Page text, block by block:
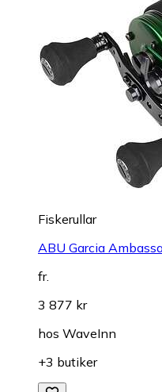
Fiskerullar
ABU Garcia
fr.
3 877 kr
hos WaveInn
+3 butiker